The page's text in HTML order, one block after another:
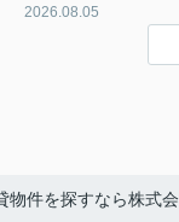
2026.08.05
物件を探すなら株式